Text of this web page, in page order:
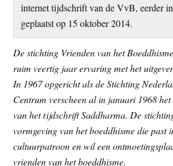
internet tijdschrift van de VvB, eerder
geplaatst op 15 oktober 2014.
De stichting Vrienden van het
ruim veertig jaar ervaring met het
In 1967 opgericht als de Stichting
Centrum verscheen al in januari 1968
van het tijdschrift Saddharma. De
vormgeving van het boeddhisme die past
cultuurpatroon en wil een
vrienden van het boeddhisme.